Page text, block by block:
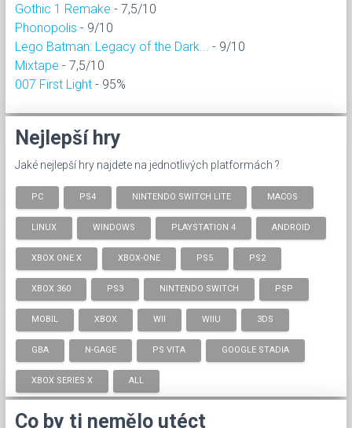
Gothic 1 Remake - 7,5/10
Phonopolis - 9/10
Lego Batman: Legacy of the Dark...
- 9/10
Mixtape - 7,5/10
007 First Light - 95%
Nejlepší hry
Jaké nejlepší hry najdete na jednotlivých platformách ?
PC PS4 NINTENDO SWITCH LITE MACOS
LINUX WINDOWS PLAYSTATION 4 ANDROID
XBOX ONE X XBOX-ONE PS5 PS2
XBOX 360 PS3 NINTENDO SWITCH PSP
MOBIL XBOX WII WIIU 3DS
GBA N-GAGE PS VITA GOOGLE STADIA
XBOX SERIES X ALL
Co by ti nemělo utéct